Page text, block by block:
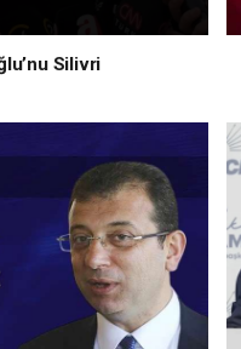
Silivri